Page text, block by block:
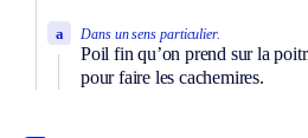
Dans un sens particulier.
Poil fin qu’on prend sur la
pour faire les cachemires.
a